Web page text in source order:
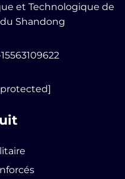
et Technologique de
Shandong